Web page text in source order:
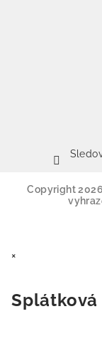
Copyright 2026
×
Splátková